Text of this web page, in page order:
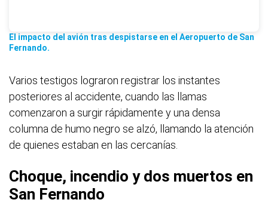
El impacto del avión tras despistarse en el Aeropuerto de San
Fernando.
Varios testigos lograron registrar los instantes
posteriores al accidente, cuando las llamas
comenzaron a surgir rápidamente y una densa
columna de humo negro se alzó, llamando la atención
de quienes estaban en las cercanías.
Choque, incendio y dos muertos en
San Fernando